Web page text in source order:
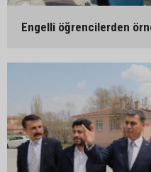
Engelli öğrencilerden